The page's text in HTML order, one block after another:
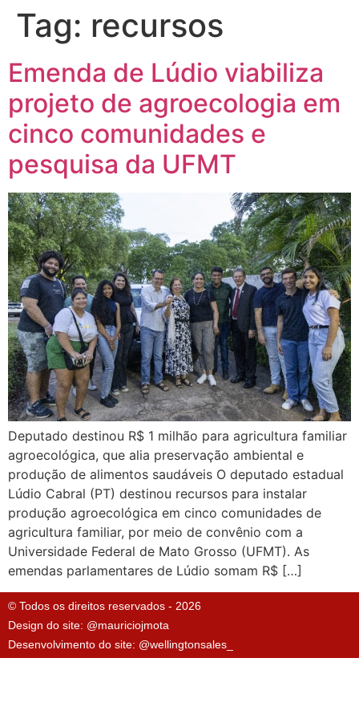
Tag: recursos
Emenda de Lúdio viabiliza
projeto de agroecologia em
cinco comunidades e
pesquisa da UFMT
Deputado destinou R$ 1 milhão para agricultura familiar
agroecológica, que alia preservação ambiental e
produção de alimentos saudáveis O deputado estadual
Lúdio Cabral (PT) destinou recursos para instalar
produção agroecológica em cinco comunidades de
agricultura familiar, por meio de convênio com a
Universidade Federal de Mato Grosso (UFMT). As
emendas parlamentares de Lúdio somam R$ […]
© Todos os direitos reservados - 2026
Design do site: @mauriciojmota
Desenvolvimento do site: @wellingtonsales_